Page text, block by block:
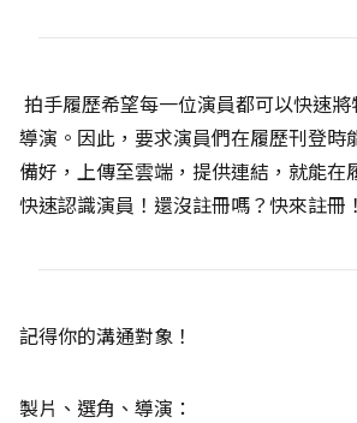
拍手履歷希望每一位演員都可以快速
導演。因此，要求演員們在履歷刊登時
備好，上傳至雲端，提供連結，就能在
快速認識演員！還沒註冊嗎？快來註冊！
記得你的溝通對象！
製片、選角、導演：